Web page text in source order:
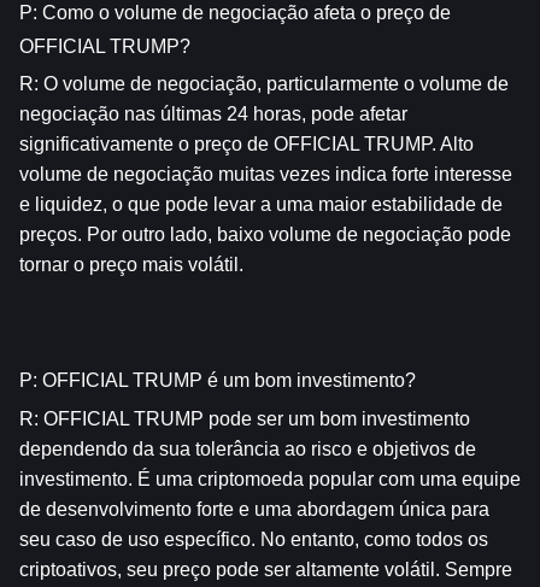
P: Como o volume de negociação afeta o preço de
OFFICIAL TRUMP?
R: O volume de negociação, particularmente o volume de
negociação nas últimas 24 horas, pode afetar
significativamente o preço de OFFICIAL TRUMP. Alto
volume de negociação muitas vezes indica forte interesse
e liquidez, o que pode levar a uma maior estabilidade de
preços. Por outro lado, baixo volume de negociação pode
tornar o preço mais volátil.
P: OFFICIAL TRUMP é um bom investimento?
R: OFFICIAL TRUMP pode ser um bom investimento
dependendo da sua tolerância ao risco e objetivos de
investimento. É uma criptomoeda popular com uma equipe
de desenvolvimento forte e uma abordagem única para
seu caso de uso específico. No entanto, como todos os
criptoativos, seu preço pode ser altamente volátil. Sempre